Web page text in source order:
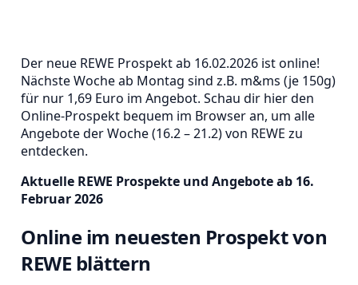
Der neue REWE Prospekt ab 16.02.2026 ist online!
Nächste Woche ab Montag sind z.B. m&ms (je 150g)
für nur 1,69 Euro im Angebot. Schau dir hier den
Online-Prospekt bequem im Browser an, um alle
Angebote der Woche (16.2 – 21.2) von REWE zu
entdecken.
Aktuelle REWE Prospekte und Angebote ab 16.
Februar 2026
Online im neuesten Prospekt von
REWE blättern